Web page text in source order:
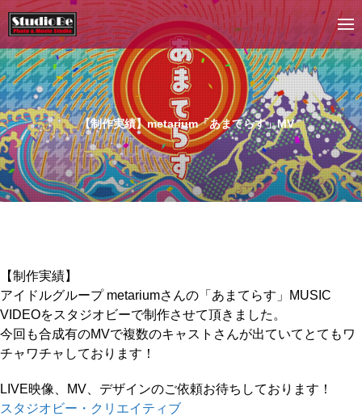
【制作実績】metarium「あまてらす」MV
【制作実績】
アイドルグループ metariumさんの「あまてらす」MUSIC
VIDEOをスタジオビーで制作させて頂きました。
今回も合成有のMVで複数のキャストさんが出ていてとてもワ
チャワチャしております！
LIVE映像、MV、デザインのご依頼お待ちしております！
スタジオビー・クリエイティブ